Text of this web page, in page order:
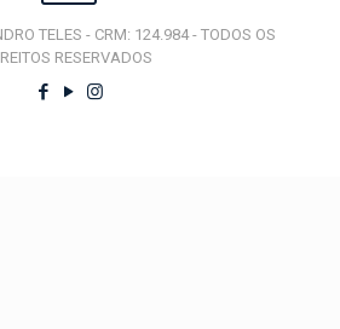
TELES - CRM: 124.984 - TODOS OS
RESERVADOS